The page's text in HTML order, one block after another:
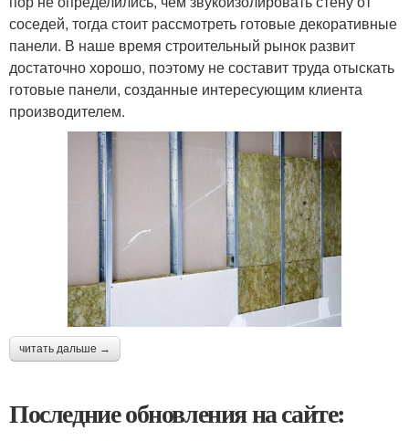
соседей, тогда стоит рассмотреть готовые декоративные
панели. В наше время строительный рынок развит
достаточно хорошо, поэтому не составит труда отыскать
готовые панели, созданные интересующим клиента
производителем.
читать дальше →
Последние обновления на сайте: